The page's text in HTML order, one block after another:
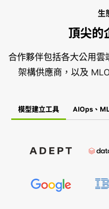
生
頂尖的
合作夥伴包括各大公用
架構供應商，以及
模型建立工具 AIOps、